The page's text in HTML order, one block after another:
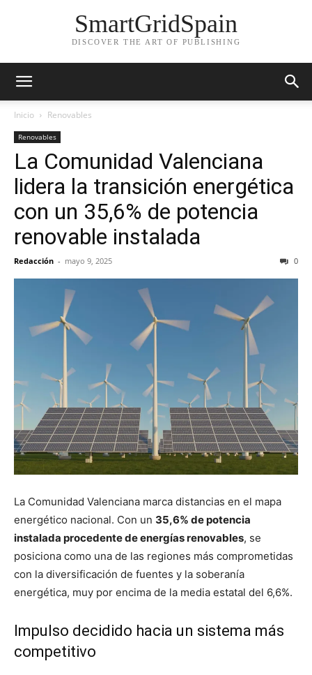
SmartGridSpain
DISCOVER THE ART OF PUBLISHING
Inicio Renovables
Renovables
La Comunidad Valenciana
lidera la transición energética
con un 35,6% de potencia
renovable instalada
Redacción - mayo 9, 2025 0
La Comunidad Valenciana marca distancias en el mapa
energético nacional. Con un 35,6% de potencia
instalada procedente de energías renovables, se
posiciona como una de las regiones más comprometidas
con la diversificación de fuentes y la soberanía
energética, muy por encima de la media estatal del 6,6%.
Impulso decidido hacia un sistema más
competitivo